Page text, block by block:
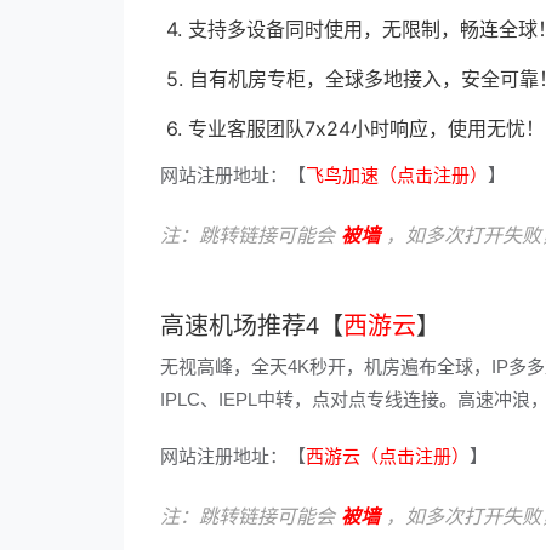
4. 支持多设备同时使用，无限制，畅连全球！
5. 自有机房专柜，全球多地接入，安全可靠！
6. 专业客服团队7x24小时响应，使用无忧！
网站注册地址：【飞鸟加速（点击注册） 】
注：跳转链接可能会 被墙，如多次打开失败
高速机场推荐4【西游云】
无视高峰，全天4K秒开，机房遍布全球，IP多
IPLC、IEPL中转，点对点专线连接。高速冲浪
网站注册地址：【西游云（点击注册） 】
注：跳转链接可能会 被墙，如多次打开失败